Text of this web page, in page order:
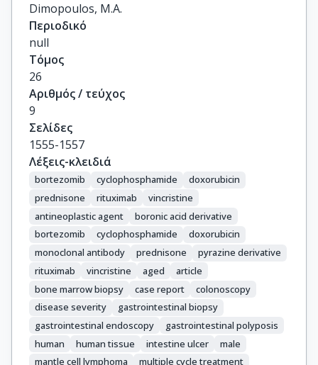
Dimopoulos, M.A.
Περιοδικό
null
Τόμος
26
Αριθμός / τεύχος
9
Σελίδες
1555-1557
Λέξεις-κλειδιά
bortezomib cyclophosphamide
doxorubicin
prednisone
rituximab
vincristine
antineoplastic agent
boronic acid derivative
bortezomib
cyclophosphamide
doxorubicin
monoclonal antibody
prednisone
pyrazine derivative
rituximab
vincristine aged
article
bone marrow biopsy
case report
colonoscopy
disease severity
gastrointestinal biopsy
gastrointestinal endoscopy
gastrointestinal polyposis
human
human tissue intestine ulcer
male
mantle cell lymphoma
multiple cycle treatment